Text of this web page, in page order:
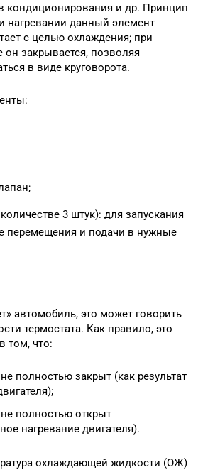
кондиционирования и др. Принцип
нагревании данный элемент
с целью охлаждения; при
он закрывается, позволяя
в виде круговорота.
3 штук): для запускания
перемещения и подачи в нужные
автомобиль, это может говорить
термостата. Как правило, это
том, что:
полностью закрыт (как результат
полностью открыт
нагревание двигателя).
охлаждающей жидкости (ОЖ)